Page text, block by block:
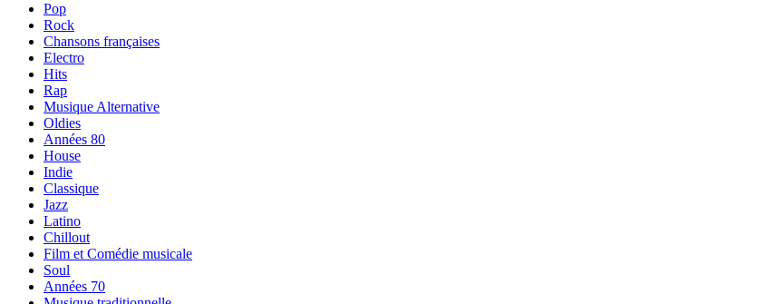
Pop
Rock
Chansons françaises
Electro
Hits
Rap
Musique Alternative
Oldies
Années 80
House
Indie
Classique
Jazz
Latino
Chillout
Film et Comédie musicale
Soul
Années 70